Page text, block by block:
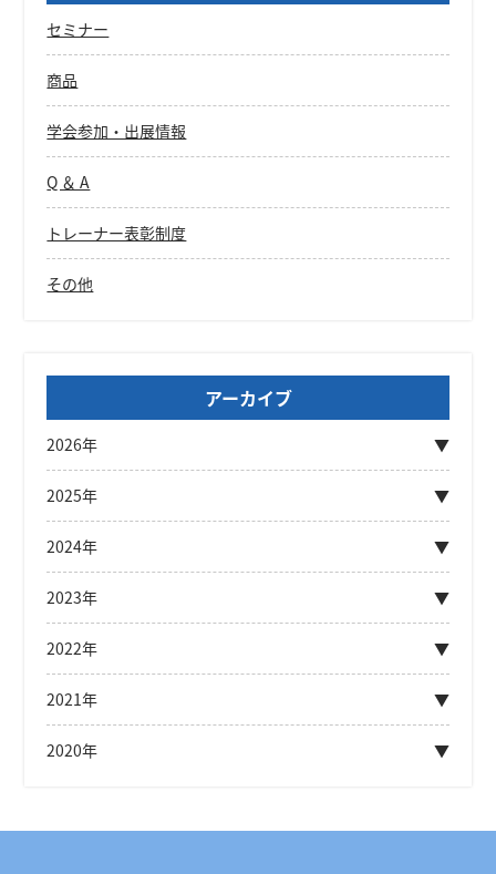
セミナー
商品
学会参加・出展情報
Q ＆ A
トレーナー表彰制度
その他
アーカイブ
2026年
2025年
2024年
2023年
2022年
2021年
2020年